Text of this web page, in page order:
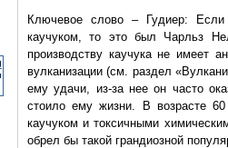
Ключевое слово – Гудиер:
каучуком, то это был Чарльз
производству каучука не имеет
вулканизации (см. раздел
ему удачи, из-за нее он часто
стоило ему жизни. В возрасте
каучуком и токсичными
обрел бы такой грандиозной